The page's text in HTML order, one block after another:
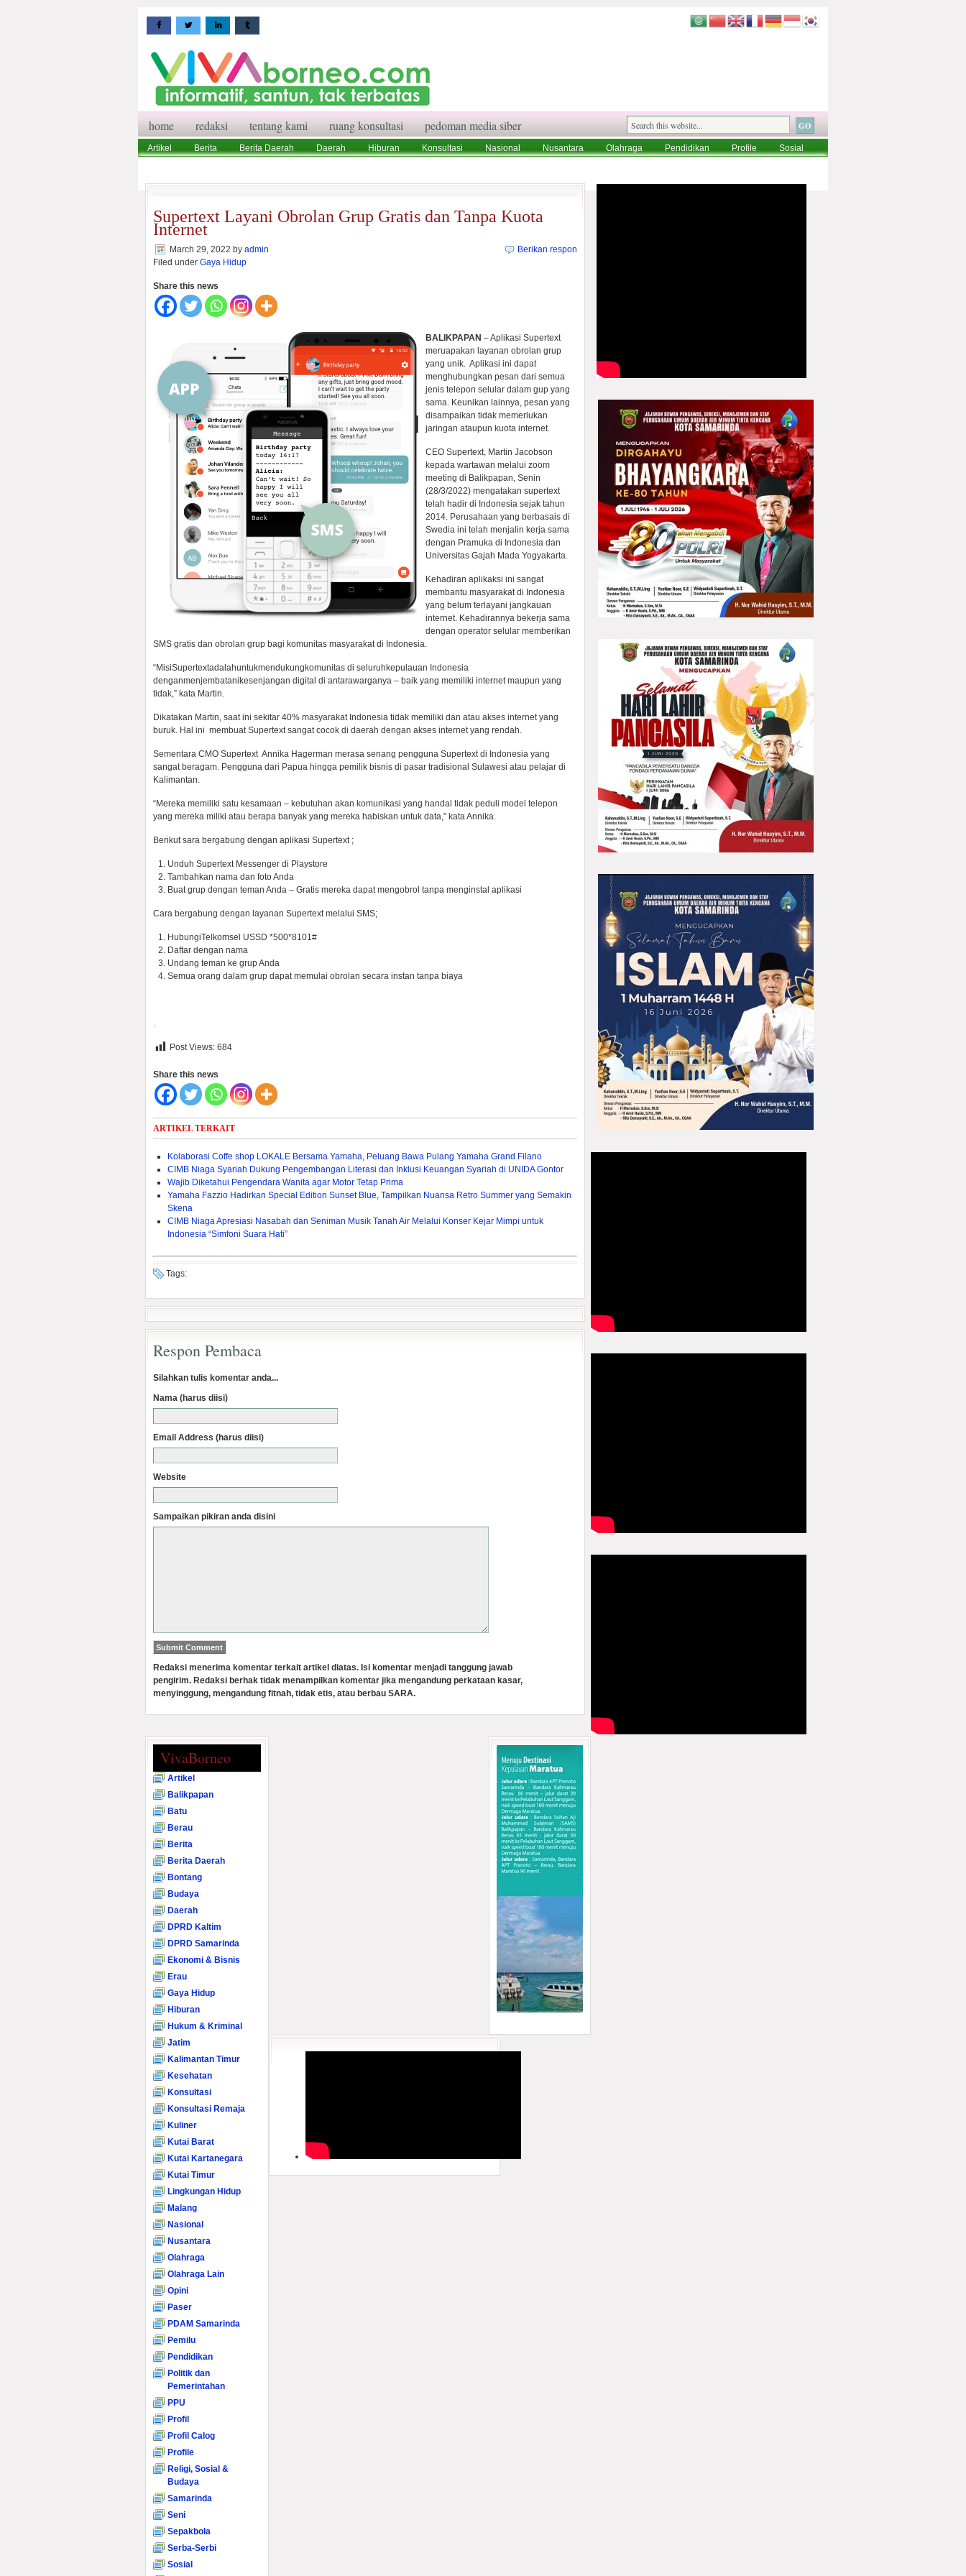
home redaksi tentang kami ruang konsultasi pedoman media siber
Artikel Berita Berita Daerah Daerah Hiburan Konsultasi Nasional Nusantara Olahraga Pendidikan Profile
Sosial
Supertext Layani Obrolan Grup Gratis dan Tanpa Kuota
Internet
March 29, 2022 by admin
Filed under Gaya Hidup
Berikan respon
Share this news
BALIKPAPAN – Aplikasi Supertext
meruapakan layanan obrolan grup
yang unik. Aplikasi ini dapat
menghubungkan pesan dari semua
jenis telepon selular dalam gup yang
sama. Keunikan lainnya, pesan yang
disampaikan tidak memerlukan
jaringan ataupun kuota internet.
CEO Supertext, Martin Jacobson
kepada wartawan melalui zoom
meeting di Balikpapan, Senin
(28/3/2022) mengatakan supertext
telah hadir di Indonesia sejak tahun
2014. Perusahaan yang berbasais di
Swedia ini telah menjalin kerja sama
dengan Pramuka di Indonesia dan
Universitas Gajah Mada Yogyakarta.
Kehadiran aplikaksi ini sangat
membantu masyarakat di Indonesia
yang belum terlayani jangkauan
internet. Kehadirannya bekerja sama
dengan operator selular memberikan
SMS gratis dan obrolan grup bagi komunitas masyarakat di Indonesia.
“MisiSupertextadalahuntukmendukungkomunitas di seluruhkepulauan Indonesia
denganmenjembatanikesenjangan digital di antarawarganya – baik yang memiliki internet maupun yang
tidak,” kata Martin.
Dikatakan Martin, saat ini sekitar 40% masyarakat Indonesia tidak memiliki dan atau akses internet yang
buruk. Hal ini membuat Supertext sangat cocok di daerah dengan akses internet yang rendah.
Sementara CMO Supertext Annika Hagerman merasa senang pengguna Supertext di Indonesia yang
sangat beragam. Pengguna dari Papua hingga pemilik bisnis di pasar tradisional Sulawesi atau pelajar di
Kalimantan.
“Mereka memiliki satu kesamaan – kebutuhan akan komunikasi yang handal tidak peduli model telepon
yang mereka miliki atau berapa banyak yang mereka habiskan untuk data,” kata Annika.
Berikut sara bergabung dengan aplikasi Supertext ;
Unduh Supertext Messenger di Playstore
Tambahkan nama dan foto Anda
Buat grup dengan teman Anda – Gratis mereka dapat mengobrol tanpa menginstal aplikasi
Cara bergabung dengan layanan Supertext melalui SMS;
HubungiTelkomsel USSD *500*8101#
Daftar dengan nama
Undang teman ke grup Anda
Semua orang dalam grup dapat memulai obrolan secara instan tanpa biaya
.
Post Views: 684
Share this news
ARTIKEL TERKAIT
Kolaborasi Coffe shop LOKALE Bersama Yamaha, Peluang Bawa Pulang Yamaha Grand Filano
CIMB Niaga Syariah Dukung Pengembangan Literasi dan Inklusi Keuangan Syariah di UNIDA Gontor
Wajib Diketahui Pengendara Wanita agar Motor Tetap Prima
Yamaha Fazzio Hadirkan Special Edition Sunset Blue, Tampilkan Nuansa Retro Summer yang Semakin
Skena
CIMB Niaga Apresiasi Nasabah dan Seniman Musik Tanah Air Melalui Konser Kejar Mimpi untuk
Indonesia “Simfoni Suara Hati”
Tags:
Respon Pembaca
Silahkan tulis komentar anda...
Nama (harus diisi)
Email Address (harus diisi)
Website
Sampaikan pikiran anda disini
Redaksi menerima komentar terkait artikel diatas. Isi komentar menjadi tanggung jawab
pengirim. Redaksi berhak tidak menampilkan komentar jika mengandung perkataan kasar,
menyinggung, mengandung fitnah, tidak etis, atau berbau SARA.
VivaBorneo
Artikel
Balikpapan
Batu
Berau
Berita
Berita Daerah
Bontang
Budaya
Daerah
DPRD Kaltim
DPRD Samarinda
Ekonomi & Bisnis
Erau
Gaya Hidup
Hiburan
Hukum & Kriminal
Jatim
Kalimantan Timur
Kesehatan
Konsultasi
Konsultasi Remaja
Kuliner
Kutai Barat
Kutai Kartanegara
Kutai Timur
Lingkungan Hidup
Malang
Nasional
Nusantara
Olahraga
Olahraga Lain
Opini
Paser
PDAM Samarinda
Pemilu
Pendidikan
Politik dan
Pemerintahan
PPU
Profil
Profil Calog
Profile
Religi, Sosial &
Budaya
Samarinda
Seni
Sepakbola
Serba-Serbi
Sosial